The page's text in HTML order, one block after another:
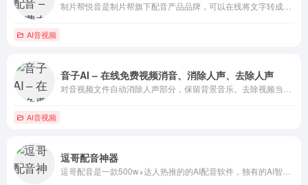
AI音视频
音子AI – 在线免费视频消音、消除人声、去除人声
AI音视频
逗哥配音神器